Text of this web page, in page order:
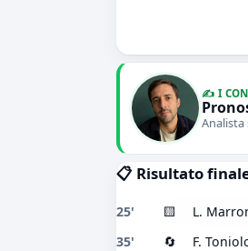
✍️ I
Analista
📋 Risultato
25' 🟨 L.
35' 🔄 F.